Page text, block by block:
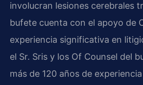
involucran lesiones cerebrales
bufete cuenta con el apoyo de
experiencia significativa en
el Sr. Sris y los Of Counsel del
más de 120 años de